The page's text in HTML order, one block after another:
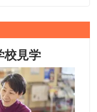
校見学